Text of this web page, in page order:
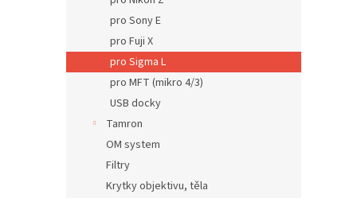
pro Sony E
pro Fuji X
pro Sigma L
pro MFT (mikro 4/3)
USB docky
Tamron
OM system
Filtry
Krytky objektivu, těla